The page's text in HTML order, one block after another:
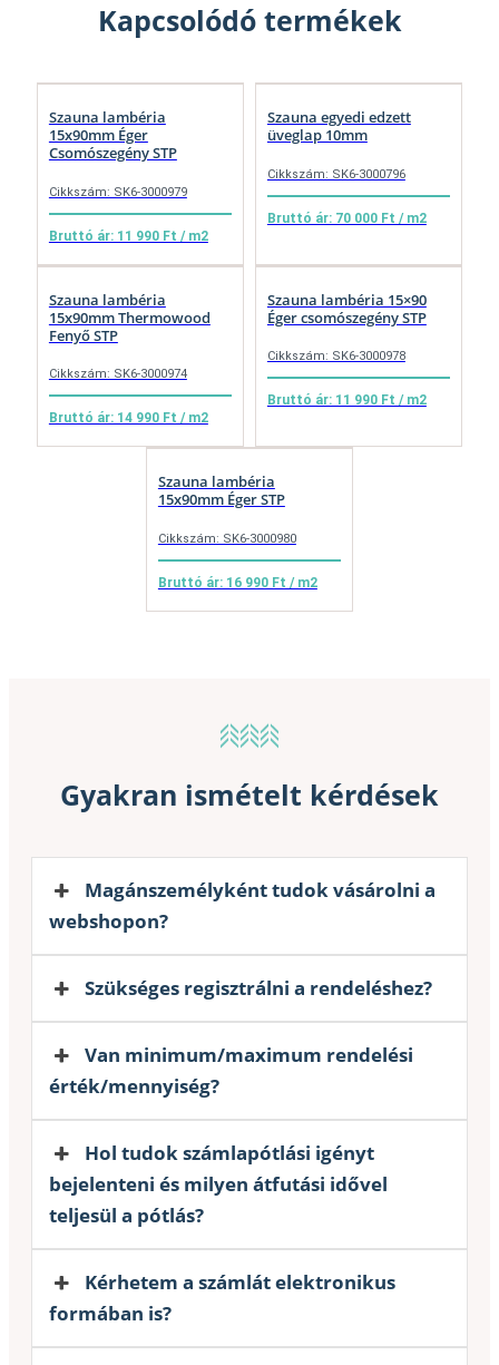
Kapcsolódó termékek
Szauna lambéria
15x90mm Éger
Csomószegény STP
Cikkszám: SK6-3000979
Bruttó ár: 11 990 Ft / m2
Szauna egyedi edzett
üveglap 10mm
Cikkszám: SK6-3000796
Bruttó ár: 70 000 Ft / m2
Szauna lambéria
15x90mm Thermowood
Fenyő STP
Cikkszám: SK6-3000974
Bruttó ár: 14 990 Ft / m2
Szauna lambéria 15×90
Éger csomószegény STP
Cikkszám: SK6-3000978
Bruttó ár: 11 990 Ft / m2
Szauna lambéria
15x90mm Éger STP
Cikkszám: SK6-3000980
Bruttó ár: 16 990 Ft / m2
Gyakran ismételt kérdések
Magánszemélyként tudok vásárolni a
webshopon?
Szükséges regisztrálni a rendeléshez?
Van minimum/maximum rendelési
érték/mennyiség?
Hol tudok számlapótlási igényt
bejelenteni és milyen átfutási idővel
teljesül a pótlás?
Kérhetem a számlát elektronikus
formában is?